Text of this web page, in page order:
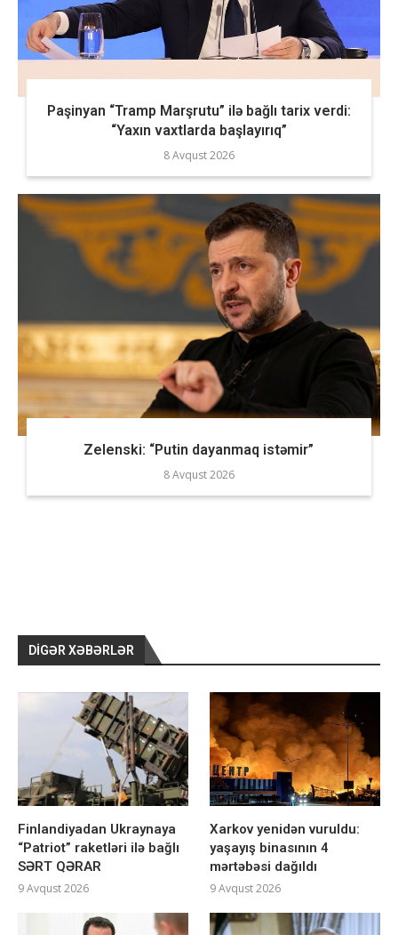
Paşinyan “Tramp Marşrutu” ilə bağlı tarix verdi:
“Yaxın vaxtlarda başlayırıq”
8 Avqust 2026
Zelenski: “Putin dayanmaq istəmir”
8 Avqust 2026
DIGƏR XƏBƏRLƏR
Finlandiyadan Ukraynaya
“Patriot” raketləri ilə bağlı
SƏRT QƏRAR
9 Avqust 2026
Xarkov yenidən vuruldu:
yaşayış binasının 4
mərtəbəsi dağıldı
9 Avqust 2026